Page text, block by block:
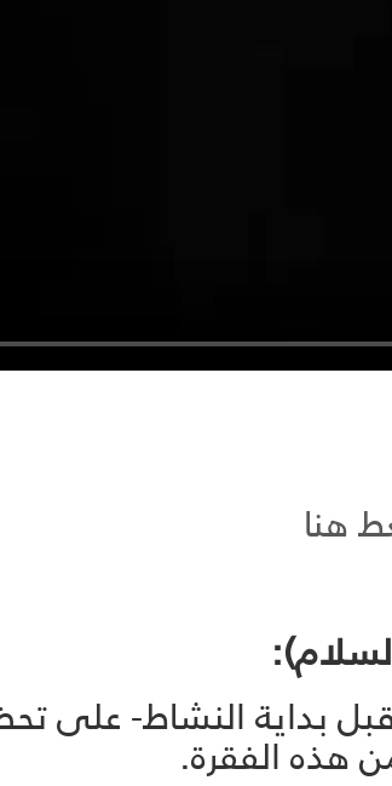
هنا
بداية النشاط- على
هذه الفقرة.